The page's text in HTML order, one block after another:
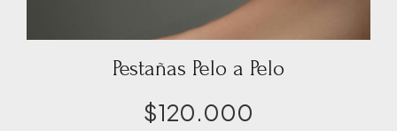
Pestañas Pelo a Pelo
$120.000